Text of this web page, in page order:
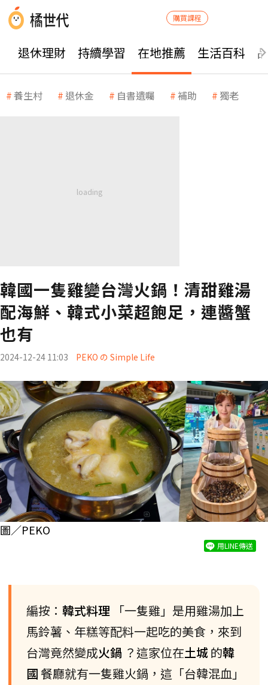
購買課程
退休理財 持續學習 在地推薦 生活百科
養生村 退休金 自書遺囑 補助 獨老
韓國一隻雞變台灣火鍋！清甜雞湯
配海鮮、韓式小菜超飽足，連醬蟹
也有
2024-12-24 11:03 PEKO の Simple Life
圖／PEKO
用LINE傳送
編按： 韓式料理 「一隻雞」是用雞湯加上
馬鈴薯、年糕等配料一起吃的美食，來到
台灣竟然變成火鍋 ？這家位在土城的韓
國餐廳就有一隻雞火鍋，這「台韓混血」